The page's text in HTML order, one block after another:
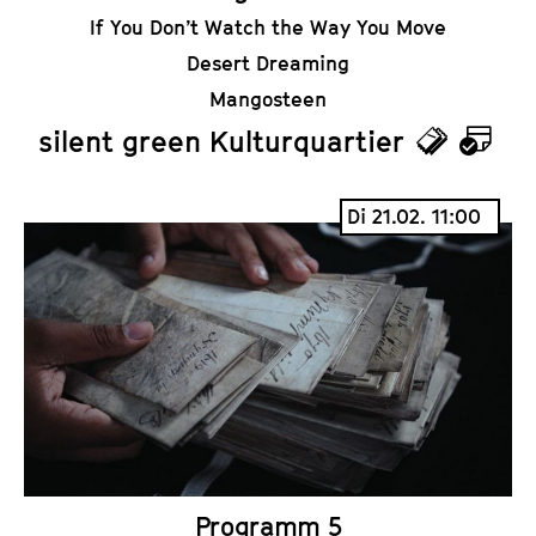
If You Don’t Watch the Way You Move
Desert Dreaming
Mangosteen
silent green Kulturquartier
T
i
c
e
t
s
K
a
l
Di 21.02. 11:00
Programm 5